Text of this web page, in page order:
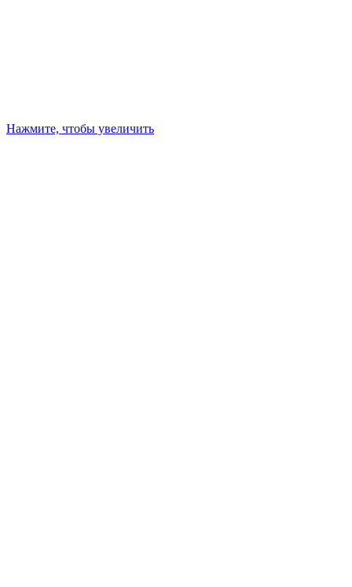
Нажмите, чтобы увеличить